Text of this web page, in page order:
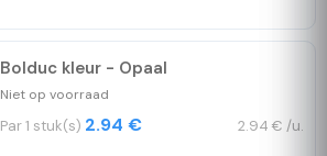
Bolduc kleur - Opaal
Niet op voorraad
Par 1 stuk(s) 2.94 € 2.94 € /u.